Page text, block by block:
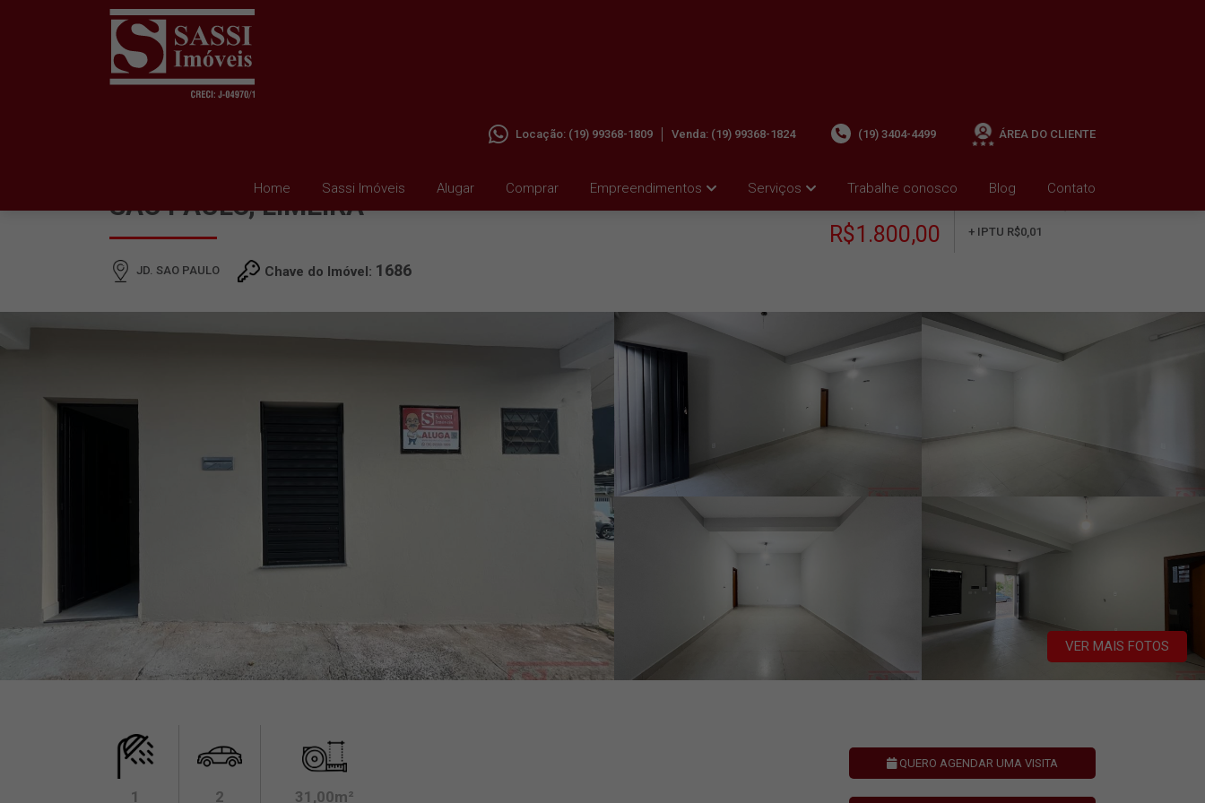
Home Sassi Imóveis Alugar Comprar Empreendimentos Serviços Trabalhe conosco Blog Contato
Locação: (19) 99368-1809 Venda: (19) 99368-1824 (19) 3404-4499 ÁREA DO CLIENTE
SAO PAULO, LIMEIRA
JD. SAO PAULO Chave do Imóvel: 1686
R$1.800,00
+ IPTU R$0,01
VER MAIS FOTOS
1 2 31,00m²
QUERO AGENDAR UMA VISITA